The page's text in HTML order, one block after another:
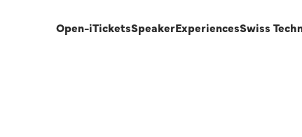
Open-iTicketsSpeakerExperiencesSwiss